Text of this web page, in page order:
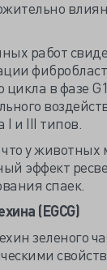
работ
цикла в фазе
и III типов.
у животных
эффект
спаек.
(EGCG)
зеленого